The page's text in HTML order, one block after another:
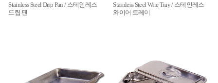
Stainless Steel Drip Pan / 스테인레스
드립 팬
Stainless Steel Wire Tray / 스테인레스
와이어 트레이